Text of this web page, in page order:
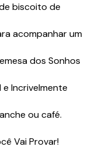
biscoito de
acompanhar um
dos Sonhos
e Incrivelmente
ou café.
Vai Provar!